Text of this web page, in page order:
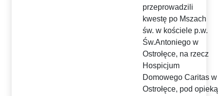
przeprowadzili
kwestę po Mszach
św. w kościele p.w.
Św.Antoniego w
Ostrołęce, na rzecz
Hospicjum
Domowego Caritas w
Ostrołęce, pod opieką